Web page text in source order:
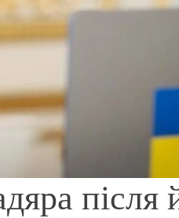
після